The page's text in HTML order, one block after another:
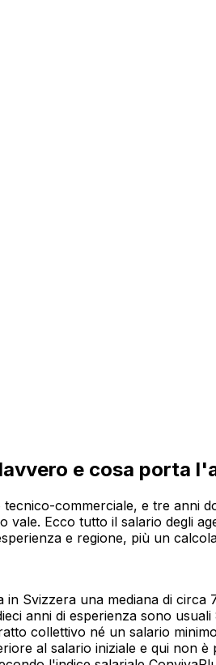
e cosa porta
commerciale, e tre anni
Ecco tutto il salario degli
e regione, più un
Svizzera una mediana di
anni di esperienza sono
collettivo né un salario
al salario iniziale e qui non è